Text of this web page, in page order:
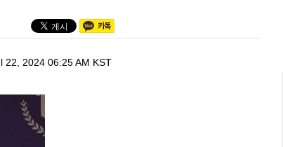
22, 2024 06:25 AM KST